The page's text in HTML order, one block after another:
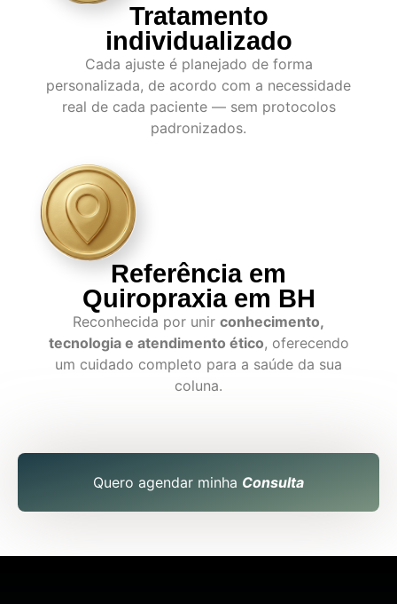
Tratamento
individualizado
Cada ajuste é planejado de forma
personalizada, de acordo com a necessidade
real de cada paciente — sem protocolos
padronizados.
Referência em
Quiropraxia em BH
Reconhecida por unir conhecimento,
tecnologia e atendimento ético, oferecendo
um cuidado completo para a saúde da sua
coluna.
Quero agendar minha Consulta